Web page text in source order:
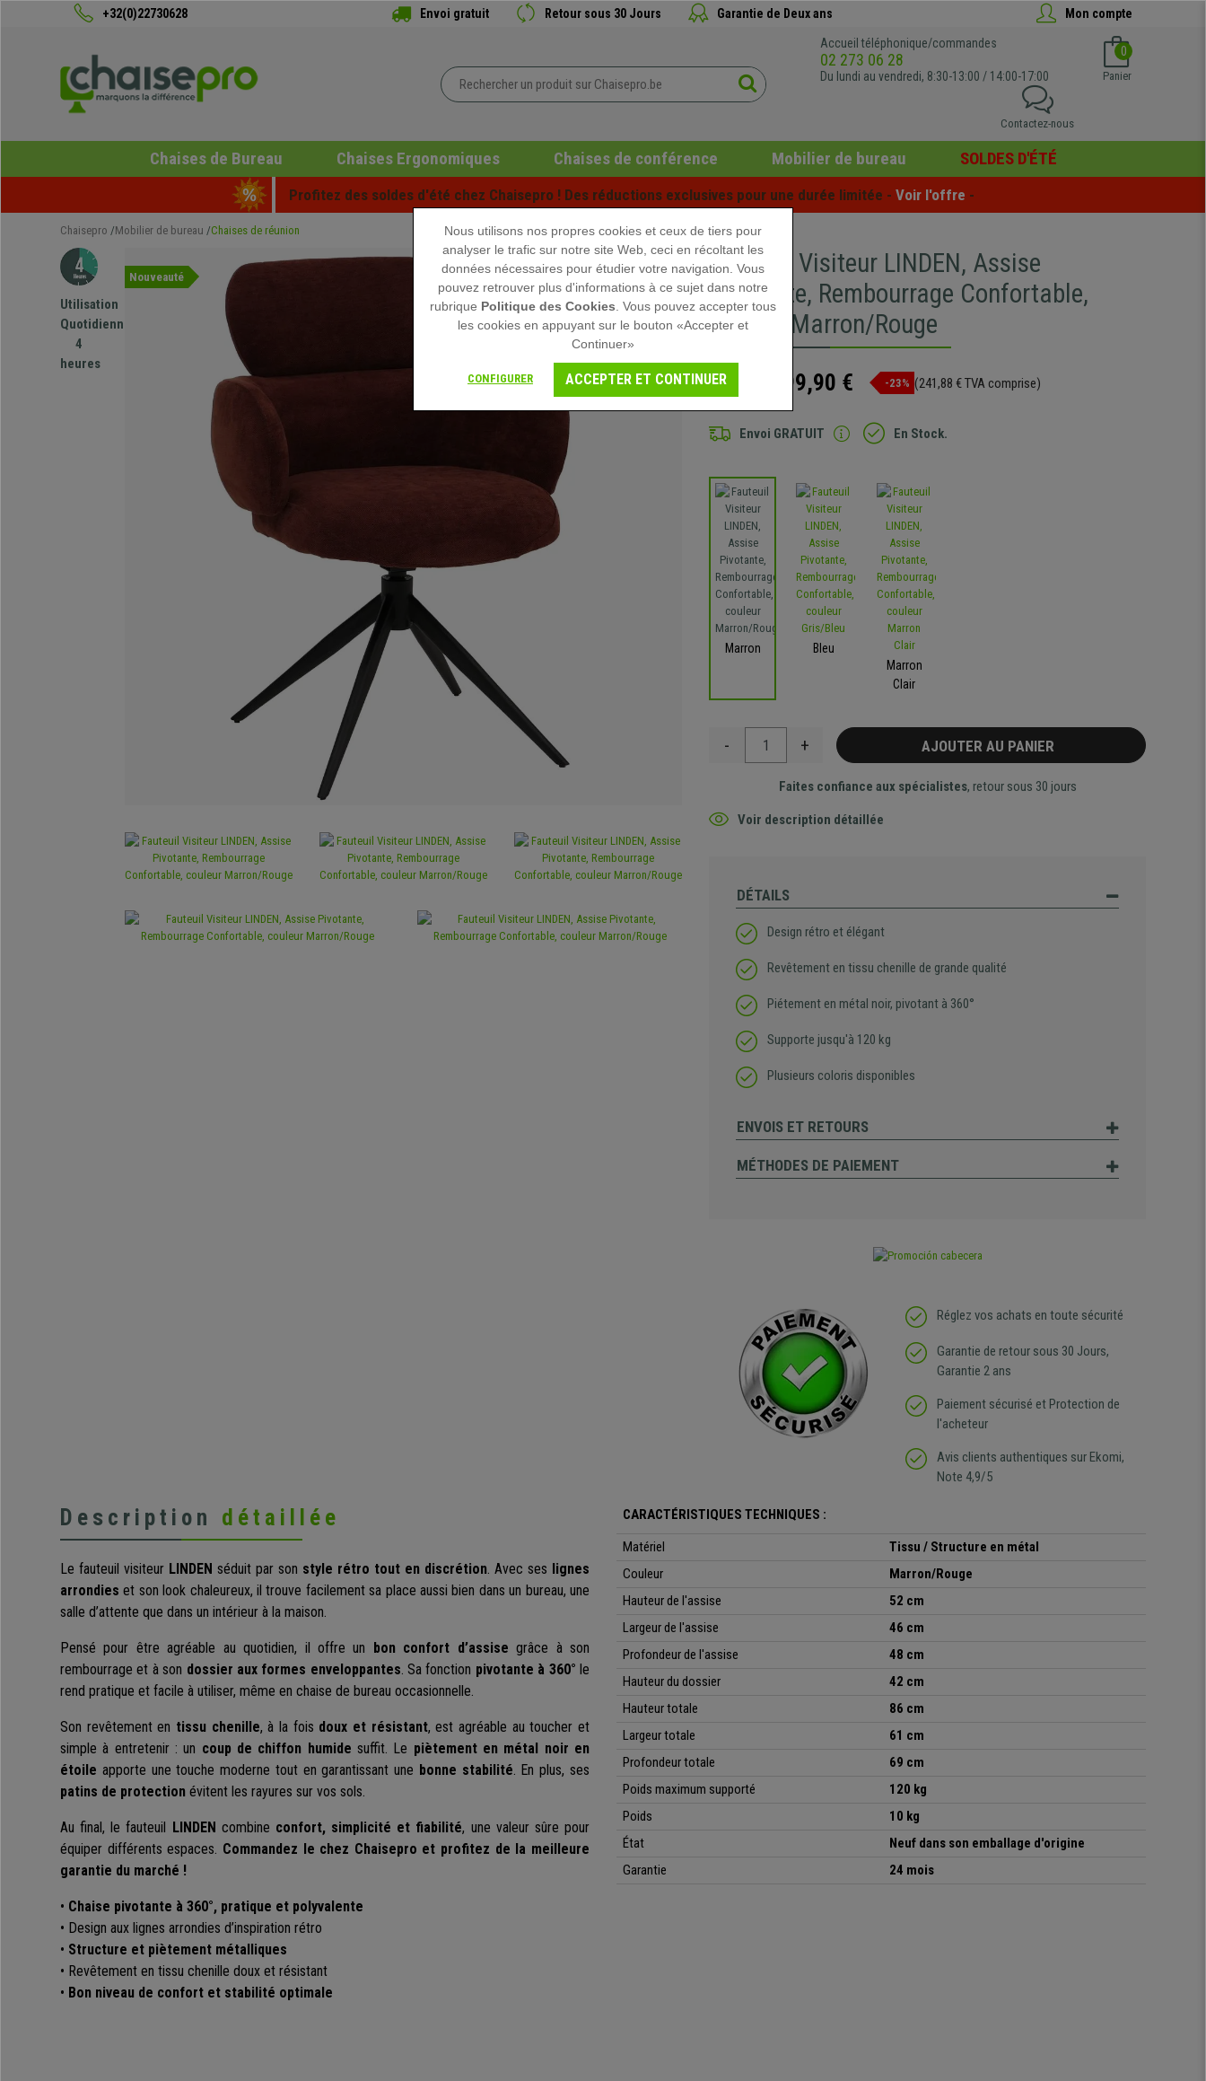
+32(0)22730628 Envoi gratuit Retour sous 30 Jours Garantie de Deux ans Mon compte
Accueil téléphonique/commandes
02 273 06 28
Du lundi au vendredi, 8:30-13:00 / 14:00-17:00
0
Panier
Contactez-nous
Chaises de Bureau Chaises Ergonomiques Chaises de conférence Mobilier de bureau SOLDES D'ÉTÉ
Profitez des soldes d'été chez Chaisepro ! Des réductions exclusives pour une durée limitée - Voir l'offre -
Chaisepro Mobilier de bureau Chaises de réunion
Utilisation
Quotidienne
4
heures
Nouveauté
Fauteuil Visiteur LINDEN, Assise
Pivotante, Rembourrage Confortable,
couleur Marron/Rouge
259,90 € 199,90 € -23% (241,88 € TVA comprise)
Envoi GRATUIT En Stock.
Marron
Bleu
Marron
Clair
- + AJOUTER AU PANIER
Faites confiance aux spécialistes, retour sous 30 jours
Voir description détaillée
DÉTAILS
Design rétro et élégant
Revêtement en tissu chenille de grande qualité
Piétement en métal noir, pivotant à 360°
Supporte jusqu'à 120 kg
Plusieurs coloris disponibles
ENVOIS ET RETOURS
MÉTHODES DE PAIEMENT
Réglez vos achats en toute sécurité
Garantie de retour sous 30 Jours,
Garantie 2 ans
Paiement sécurisé et Protection de
l'acheteur
Avis clients authentiques sur Ekomi,
Note 4,9/5
Description détaillée
Le fauteuil visiteur LINDEN séduit par son style rétro tout en discrétion. Avec ses lignes
arrondies et son look chaleureux, il trouve facilement sa place aussi bien dans un bureau, une
salle d’attente que dans un intérieur à la maison.
Pensé pour être agréable au quotidien, il offre un bon confort d’assise grâce à son
rembourrage et à son dossier aux formes enveloppantes. Sa fonction pivotante à 360° le
rend pratique et facile à utiliser, même en chaise de bureau occasionnelle.
Son revêtement en tissu chenille, à la fois doux et résistant, est agréable au toucher et
simple à entretenir : un coup de chiffon humide suffit. Le piètement en métal noir en
étoile apporte une touche moderne tout en garantissant une bonne stabilité. En plus, ses
patins de protection évitent les rayures sur vos sols.
Au final, le fauteuil LINDEN combine confort, simplicité et fiabilité, une valeur sûre pour
équiper différents espaces. Commandez le chez Chaisepro et profitez de la meilleure
garantie du marché !
• Chaise pivotante à 360°, pratique et polyvalente
• Design aux lignes arrondies d’inspiration rétro
• Structure et piètement métalliques
• Revêtement en tissu chenille doux et résistant
• Bon niveau de confort et stabilité optimale
CARACTÉRISTIQUES TECHNIQUES :
Matériel
Tissu / Structure en métal
Couleur
Marron/Rouge
Hauteur de l'assise
52 cm
Largeur de l'assise
46 cm
Profondeur de l'assise
48 cm
Hauteur du dossier
42 cm
Hauteur totale
86 cm
Largeur totale
61 cm
Profondeur totale
69 cm
Poids maximum supporté
120 kg
Poids
10 kg
État
Neuf dans son emballage d'origine
Garantie
24 mois
Nous utilisons nos propres cookies et ceux de tiers pour
analyser le trafic sur notre site Web, ceci en récoltant les
données nécessaires pour étudier votre navigation. Vous
pouvez retrouver plus d'informations à ce sujet dans notre
rubrique Politique des Cookies . Vous pouvez accepter tous
les cookies en appuyant sur le bouton «Accepter et
Continuer»
CONFIGURER ACCEPTER ET CONTINUER